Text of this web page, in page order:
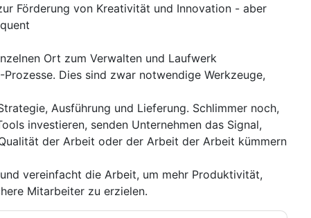
Förderung von Kreativität und Innovation - aber
Ort zum Verwalten und Laufwerk
Dies sind zwar notwendige Werkzeuge,
Ausführung und Lieferung. Schlimmer noch,
investieren, senden Unternehmen das Signal,
der Arbeit oder der Arbeit der Arbeit kümmern
vereinfacht die Arbeit, um mehr Produktivität,
Mitarbeiter zu erzielen.